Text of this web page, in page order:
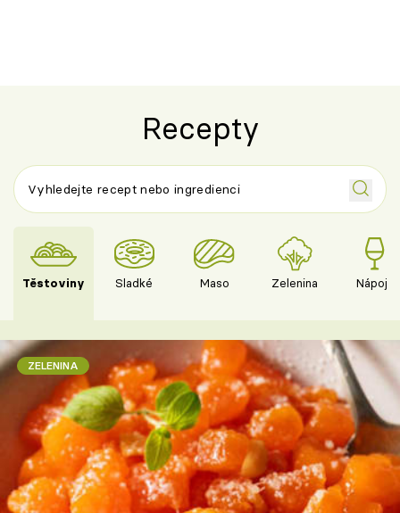
Recepty
Těstoviny Sladké Maso Zelenina Nápoje
ZELENINA